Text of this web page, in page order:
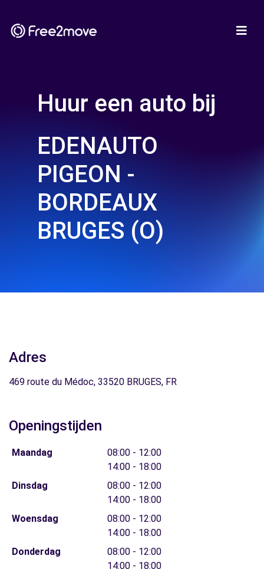
Huur een auto bij
EDENAUTO
PIGEON -
BORDEAUX
BRUGES (O)
Adres
469 route du Médoc, 33520 BRUGES, FR
Openingstijden
Maandag
08:00 - 12:00
14:00 - 18:00
Dinsdag
08:00 - 12:00
14:00 - 18:00
Woensdag
08:00 - 12:00
14:00 - 18:00
Donderdag
08:00 - 12:00
14:00 - 18:00